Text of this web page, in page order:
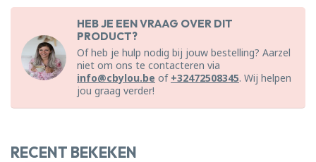
HEB JE EEN VRAAG OVER DIT
PRODUCT?
Of heb je hulp nodig bij jouw bestelling? Aarzel
niet om ons te contacteren via
info@cbylou.be of +32472508345. Wij helpen
jou graag verder!
RECENT BEKEKEN